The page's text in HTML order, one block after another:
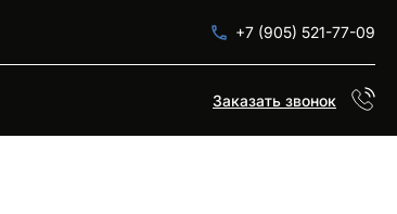
+7 (905) 521-77-09
Заказать звонок